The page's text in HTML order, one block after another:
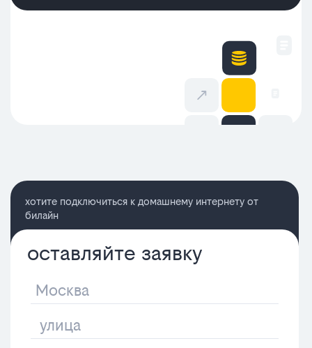
хотите подключиться к домашнему интернету от
билайн
оставляйте заявку